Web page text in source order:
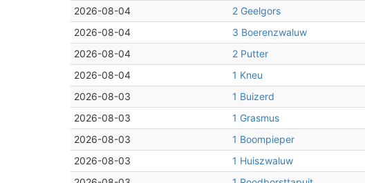
2026-08-04
2 Geelgors
2026-08-04
3 Boerenzwaluw
2026-08-04
2 Putter
2026-08-04
1 Kneu
2026-08-03
1 Buizerd
2026-08-03
1 Grasmus
2026-08-03
1 Boompieper
2026-08-03
1 Huiszwaluw